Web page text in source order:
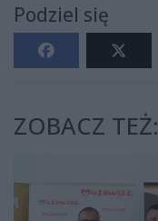
Podziel się
ZOBACZ TEŻ: